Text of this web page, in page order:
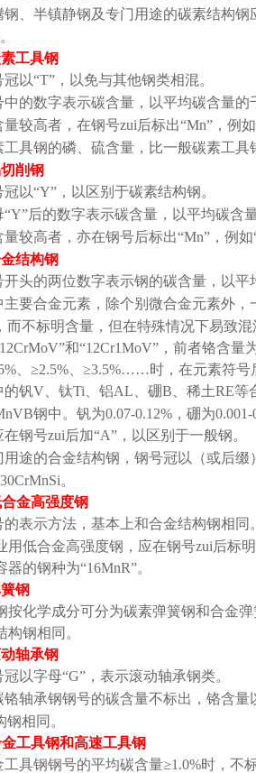
钢、半镇静钢及专门用途的碳素结构
。
素工具钢
冠以“T” ，以免与其他钢类相混。
中的数字表示碳含量，以平均碳含量的
量较高者，在钢号zui后标出“Mn” ，例如
工具钢的磷、硫含量，比一般碳素工具
切削钢
冠以“Y” ，以区别于碳素结构钢。
“Y”后的数字表示碳含量，以平均碳含
量较高者，亦在钢号后标出“Mn” ，例如
金结构钢
开头的两位数字表示钢的碳含量，以平
主要合金元素，除个别微合金元素外
而不标明含量，但在特殊情况下易致
和“12Cr1MoV” ，前者铬含量
、≥2.5% 、≥3.5%……时，在元素符号
的钒V 、钛Ti 、铝AL 、硼B 、稀土RE等
钢中。钒为0.07-0.12% ，硼为0.001-
在钢号zui后加“A” ，以区别于一般钢。
用途的合金结构钢，钢号冠以（或后
。
合金高强度钢
的表示方法，基本上和合金结构钢相同。
用低合金高强度钢，应在钢号zui后标
器的钢种为“16MnR”。
簧钢
按化学成分可分为碳素弹簧钢和合金
构钢相同。
动轴承钢
冠以字母“G” ，表示滚动轴承钢类。
铬轴承钢钢号的碳含量不标出，铬含量
钢相同。
金工具钢和高速工具钢
工具钢钢号的平均碳含量≥1.0%时，不